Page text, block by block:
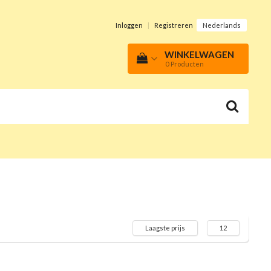
Inloggen | Registreren Nederlands
WINKELWAGEN
0 Producten
Laagste prijs 12